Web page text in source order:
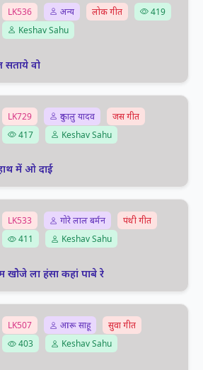
LK536 अन्य लोक गीत
419
Keshav Sahu
सताये वो
LK729 दुकालु यादव
जस गीत
417
Keshav Sahu
में ओ दाई
LK533 गोरे लाल बर्मन
पंथी गीत
411
Keshav Sahu
ला हंसा कहां पाबे रे
LK507 आरू साहू
सुवा गीत
403
Keshav Sahu